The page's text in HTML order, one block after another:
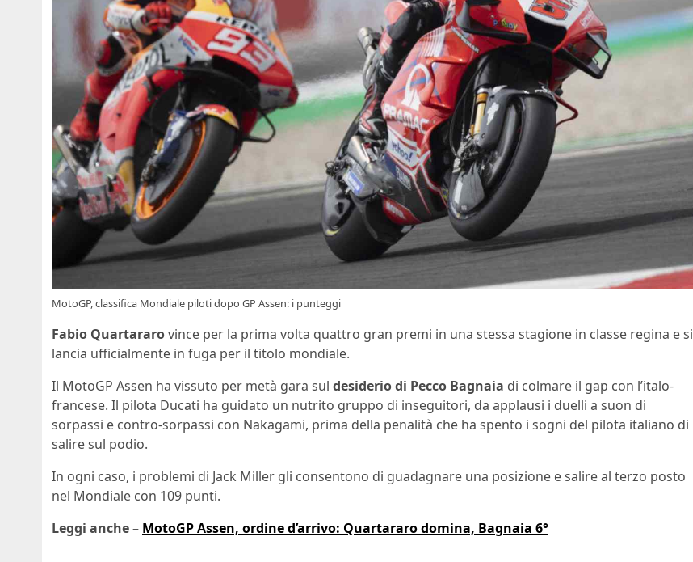
MotoGP, classifica Mondiale piloti dopo GP Assen: i punteggi
Fabio Quartararovince per la prima volta quattro gran premi in una stessa stagione in classe regina e si
lancia ufficialmente in fuga per il titolo mondiale.
Il MotoGP Assen ha vissuto per metà gara sul desiderio di Pecco Bagnaia di colmare il gap con l’italo-
francese. Il pilota Ducati ha guidato un nutrito gruppo di inseguitori, da applausi i duelli a suon di
sorpassi e contro-sorpassi con Nakagami, prima della penalità che ha spento i sogni del pilota italiano di
salire sul podio.
In ogni caso, i problemi di Jack Miller gli consentono di guadagnare una posizione e salire al terzo posto
nel Mondiale con 109 punti.
Leggi anche – MotoGP Assen, ordine d’arrivo: Quartararo domina, Bagnaia 6°